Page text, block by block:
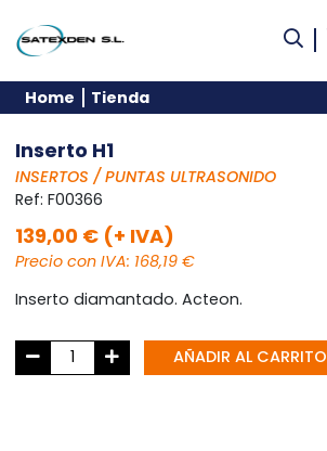
Home Tienda
Inserto H1
INSERTOS / PUNTAS ULTRASONIDO
Ref: F00366
139,00 € (+ IVA)
Precio con IVA: 168,19 €
Inserto diamantado. Acteon.
AÑADIR AL CARRITO